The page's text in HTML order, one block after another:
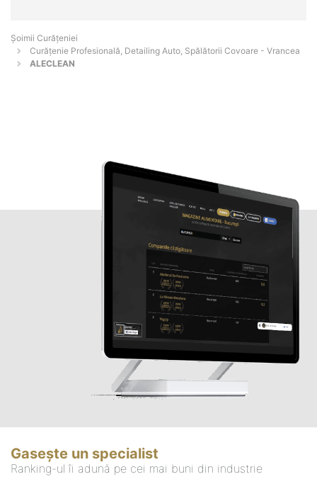
Șoimii Curățeniei
Curățenie Profesională, Detailing Auto, Spălătorii Covoare - Vrancea
ALECLEAN
Gasește un specialist
Ranking-ul îi adună pe cei mai buni din industrie